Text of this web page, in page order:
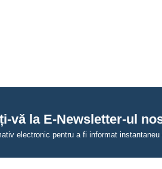
vă la E-Newsletter-ul
electronic pentru a fi informat